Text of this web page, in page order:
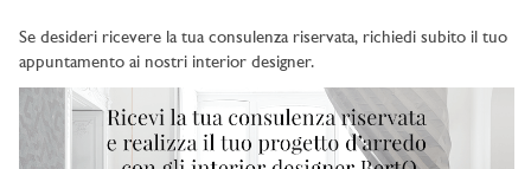
Se desideri ricevere la tua consulenza riservata, richiedi subito il tuo
appuntamento ai nostri interior designer.